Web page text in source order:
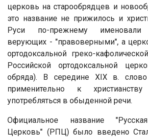
церковь на старообрядцев и
это название не прижилось и
Руси по-прежнему именовали
верующих - "правоверными", а
ортодоксальной греко-
Российской ортодоксальной
обряда). В середине XIX в. слово
применительно к
употребляться в обыденной речи.
Официальное название
Церковь" (РПЦ) было введено